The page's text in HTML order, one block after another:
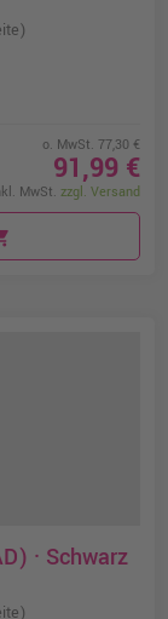
o. MwSt. 77,30 €
91,99 €
MwSt. zzgl. Versand
· Schwarz